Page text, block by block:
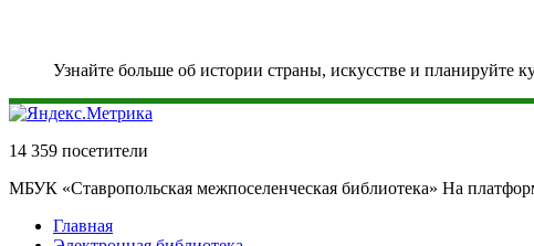
Узнайте больше об истории страны, искусстве и планируйте
14 359 посетители
МБУК «Ставропольская межпоселенческая библиотека» На
Главная